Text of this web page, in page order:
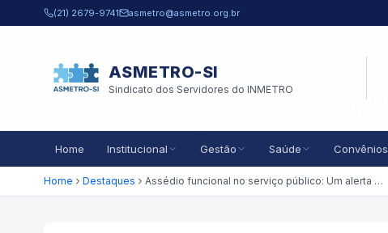
Pular para o conteúdo principal
(21) 2679-9741 asmetro@asmetro.org.br
ASMETRO-SI
Sindicato dos Servidores do INMETRO
Home Institucional Gestão Saúde Convênios
Home Destaques Assédio funcional no serviço público: Um alerta necessário